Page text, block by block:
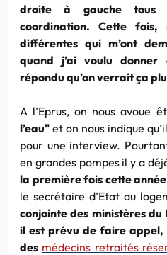
droite à gauche tous
coordination. Cette
différentes qui m’ont
quand j’ai voulu
répondu qu’on verrait ça
A l’Eprus, on nous avoue
l’eau" et on nous indique
pour une interview.
en grandes pompes il y a
la première fois cette
le secrétaire d’Etat au
conjointe des ministères
il est prévu de faire
des médecins retraités